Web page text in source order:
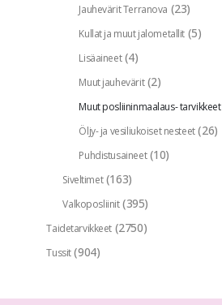
Jauhevärit Terranova (23)
Kullat ja muut jalometallit (5)
Lisäaineet (4)
Muut jauhevärit (2)
Muut posliininmaalaus- tarvikkeet
Öljy- ja vesiliukoiset nesteet (26)
Puhdistusaineet (10)
Siveltimet (163)
Valkoposliinit (395)
Taidetarvikkeet (2750)
Tussit (904)